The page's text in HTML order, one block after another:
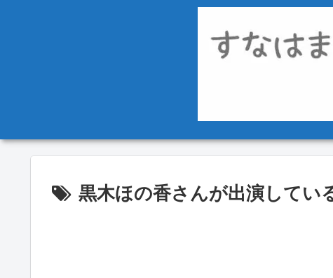
黒木ほの香さんが出演してい